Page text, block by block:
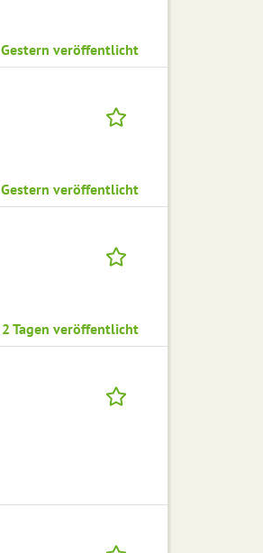
Gestern veröffentlicht
Gestern veröffentlicht
Tagen veröffentlicht